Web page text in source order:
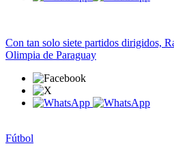
Con tan solo siete partidos dirigidos,
Olimpia de Paraguay
Fútbol